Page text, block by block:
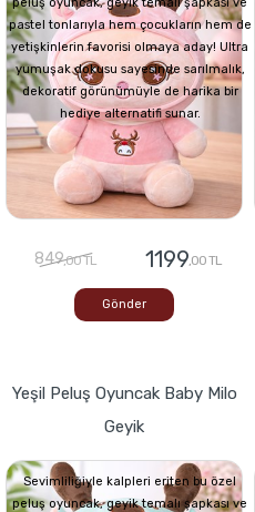
pastel tonlarıyla hem çocukların hem de
yetişkinlerin favorisi olmaya aday! Ultra
yumuşak dokusu sayesinde sarılmalık,
dekoratif görünümüyle de harika bir
hediye alternatifi sunar.
849,00 TL 1199,00 TL
Gönder
Yeşil Peluş Oyuncak Baby Milo
Geyik
Sevimliliğiyle kalpleri eriten bu özel
peluş oyuncak, geyik temalı şapkası ve